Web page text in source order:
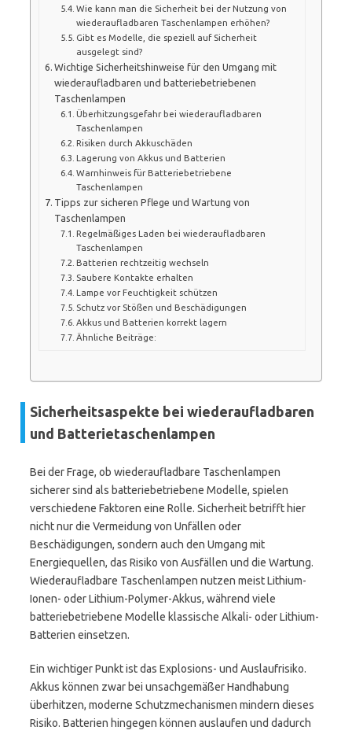
Wie kann man die Sicherheit bei der Nutzung von
wiederaufladbaren Taschenlampen erhöhen?
Gibt es Modelle, die speziell auf Sicherheit
ausgelegt sind?
Wichtige Sicherheitshinweise für den Umgang mit
wiederaufladbaren und batteriebetriebenen
Taschenlampen
Überhitzungsgefahr bei wiederaufladbaren
Taschenlampen
Risiken durch Akkuschäden
Lagerung von Akkus und Batterien
Warnhinweis für Batteriebetriebene
Taschenlampen
Tipps zur sicheren Pflege und Wartung von
Taschenlampen
Regelmäßiges Laden bei wiederaufladbaren
Taschenlampen
Batterien rechtzeitig wechseln
Saubere Kontakte erhalten
Lampe vor Feuchtigkeit schützen
Schutz vor Stößen und Beschädigungen
Akkus und Batterien korrekt lagern
Ähnliche Beiträge:
Sicherheitsaspekte bei wiederaufladbaren
und Batterietaschenlampen
Bei der Frage, ob wiederaufladbare Taschenlampen
sicherer sind als batteriebetriebene Modelle, spielen
verschiedene Faktoren eine Rolle. Sicherheit betrifft hier
nicht nur die Vermeidung von Unfällen oder
Beschädigungen, sondern auch den Umgang mit
Energiequellen, das Risiko von Ausfällen und die Wartung.
Wiederaufladbare Taschenlampen nutzen meist Lithium-
Ionen- oder Lithium-Polymer-Akkus, während viele
batteriebetriebene Modelle klassische Alkali- oder Lithium-
Batterien einsetzen.
Ein wichtiger Punkt ist das Explosions- und Auslaufrisiko.
Akkus können zwar bei unsachgemäßer Handhabung
überhitzen, moderne Schutzmechanismen mindern dieses
Risiko. Batterien hingegen können auslaufen und dadurch